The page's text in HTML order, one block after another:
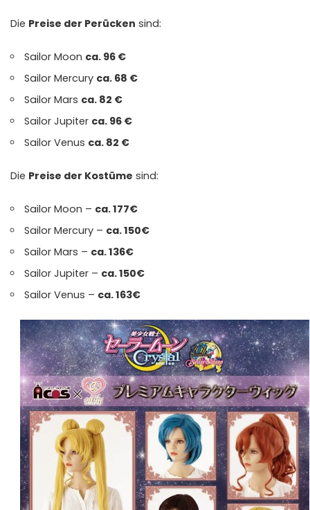
Die Preise der Perücken sind:
SailorMoon ca. 96 €
SailorMercury ca. 68 €
SailorMars ca. 82 €
SailorJupiter ca. 96 €
SailorVenus ca. 82 €
Die Preise der Kostüme sind:
SailorMoon – ca. 177€
SailorMercury – ca. 150€
SailorMars – ca. 136€
SailorJupiter – ca. 150€
SailorVenus – ca. 163€